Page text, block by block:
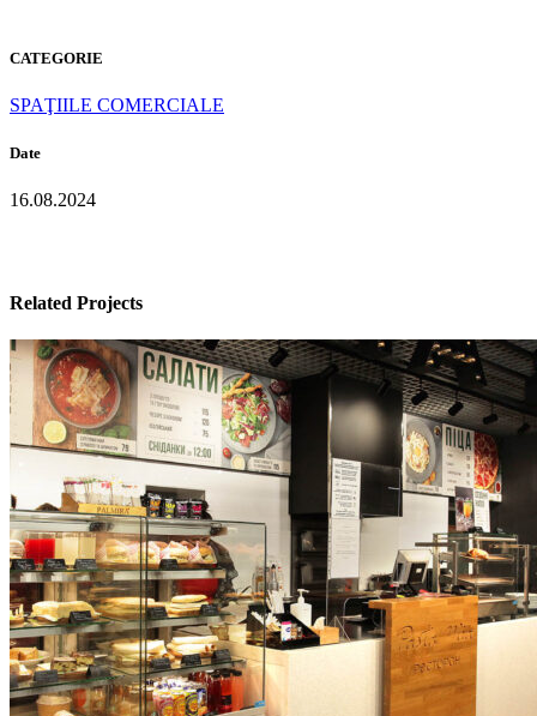
CATEGORIE
SPAŢIILE COMERCIALE
Date
16.08.2024
Related Projects